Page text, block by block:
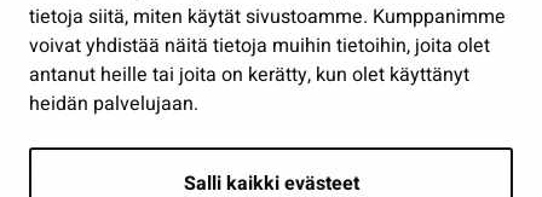
tietoja siitä, miten käytät sivustoamme. Kumppanimme
voivat yhdistää näitä tietoja muihin tietoihin, joita olet
antanut heille tai joita on kerätty, kun olet käyttänyt
heidän palvelujaan.
Salli kaikki evästeet
Seuraa meitä